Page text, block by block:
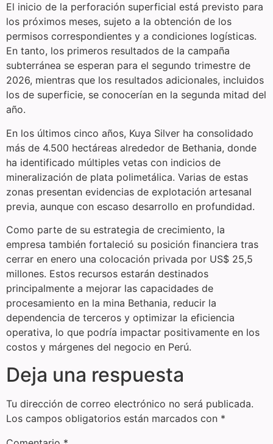
El inicio de la perforación superficial está previsto para
los próximos meses, sujeto a la obtención de los
permisos correspondientes y a condiciones logísticas.
En tanto, los primeros resultados de la campaña
subterránea se esperan para el segundo trimestre de
2026, mientras que los resultados adicionales, incluidos
los de superficie, se conocerían en la segunda mitad del
año.
En los últimos cinco años, Kuya Silver ha consolidado
más de 4.500 hectáreas alrededor de Bethania, donde
ha identificado múltiples vetas con indicios de
mineralización de plata polimetálica. Varias de estas
zonas presentan evidencias de explotación artesanal
previa, aunque con escaso desarrollo en profundidad.
Como parte de su estrategia de crecimiento, la
empresa también fortaleció su posición financiera tras
cerrar en enero una colocación privada por US$ 25,5
millones. Estos recursos estarán destinados
principalmente a mejorar las capacidades de
procesamiento en la mina Bethania, reducir la
dependencia de terceros y optimizar la eficiencia
operativa, lo que podría impactar positivamente en los
costos y márgenes del negocio en Perú.
Deja una respuesta
Tu dirección de correo electrónico no será publicada.
Los campos obligatorios están marcados con *